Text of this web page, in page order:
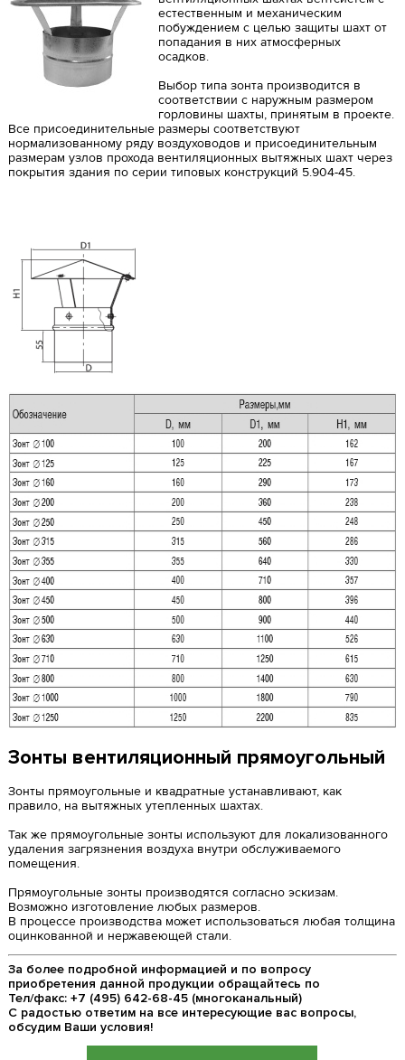
естественным и механическим
побуждением с целью защиты шахт от
попадания в них атмосферных
осадков.
Выбор типа зонта производится в
соответствии с наружным размером
горловины шахты, принятым в проекте.
Все присоединительные размеры соответствуют
нормализованному ряду воздуховодов и присоединительным
размерам узлов прохода вентиляционных вытяжных шахт через
покрытия здания по серии типовых конструкций 5.904-45.
Зонты вентиляционный прямоугольный
Зонты прямоугольные и квадратные устанавливают, как
правило, на вытяжных утепленных шахтах.
Так же прямоугольные зонты используют для локализованного
удаления загрязнения воздуха внутри обслуживаемого
помещения.
Прямоугольные зонты производятся согласно эскизам.
Возможно изготовление любых размеров.
В процессе производства может использоваться любая толщина
оцинкованной и нержавеющей стали.
За более подробной информацией и по вопросу
приобретения данной продукции обращайтесь по
Тел/факс: +7 (495) 642-68-45 (многоканальный)
С радостью ответим на все интересующие вас вопросы,
обсудим Ваши условия!